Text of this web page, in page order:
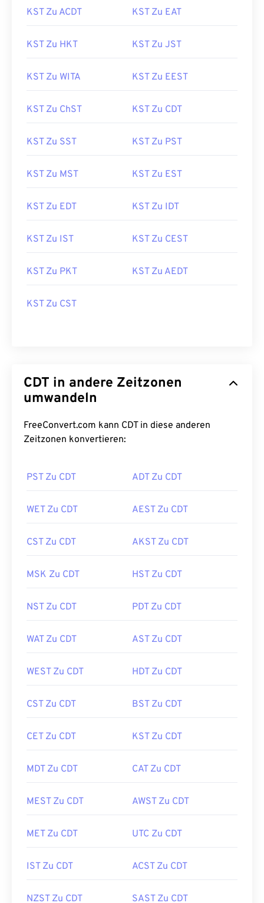
KST Zu ACDT KST Zu EAT
KST Zu HKT KST Zu JST
KST Zu WITA KST Zu EEST
KST Zu ChST KST Zu CDT
KST Zu SST KST Zu PST
KST Zu MST KST Zu EST
KST Zu EDT KST Zu IDT
KST Zu IST KST Zu CEST
KST Zu PKT KST Zu AEDT
KST Zu CST
CDT in andere Zeitzonen
umwandeln
FreeConvert.com kann CDT in diese anderen
Zeitzonen konvertieren:
PST Zu CDT ADT Zu CDT
WET Zu CDT AEST Zu CDT
CST Zu CDT AKST Zu CDT
MSK Zu CDT HST Zu CDT
NST Zu CDT PDT Zu CDT
WAT Zu CDT AST Zu CDT
WEST Zu CDT HDT Zu CDT
CST Zu CDT BST Zu CDT
CET Zu CDT KST Zu CDT
MDT Zu CDT CAT Zu CDT
MEST Zu CDT AWST Zu CDT
MET Zu CDT UTC Zu CDT
IST Zu CDT ACST Zu CDT
NZST Zu CDT SAST Zu CDT